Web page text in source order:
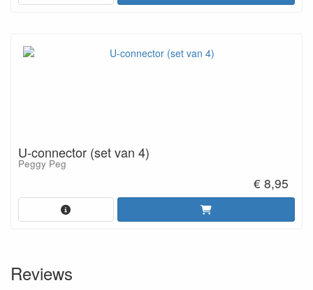
U-connector (set van 4)
Peggy Peg
€ 8,95
Reviews